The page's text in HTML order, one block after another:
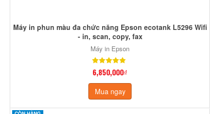
Máy in phun màu đa chức năng Epson ecotank L5296 Wifi
- in, scan, copy, fax
Máy in Epson
6,850,000₫
Mua ngay